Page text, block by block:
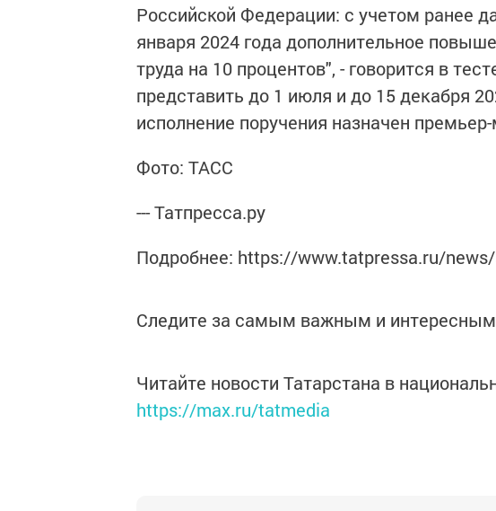
Российской Федерации: с учетом ранее
января 2024 года дополнительное
труда на 10 процентов", - говорится в
представить до 1 июля и до 15 декабря
исполнение поручения назначен
Фото: ТАСС
--- Татпресса.ру
Подробнее: https://www.tatpressa.ru/
Следите за самым важным и
Читайте новости Татарстана в
https://max.ru/tatmedia